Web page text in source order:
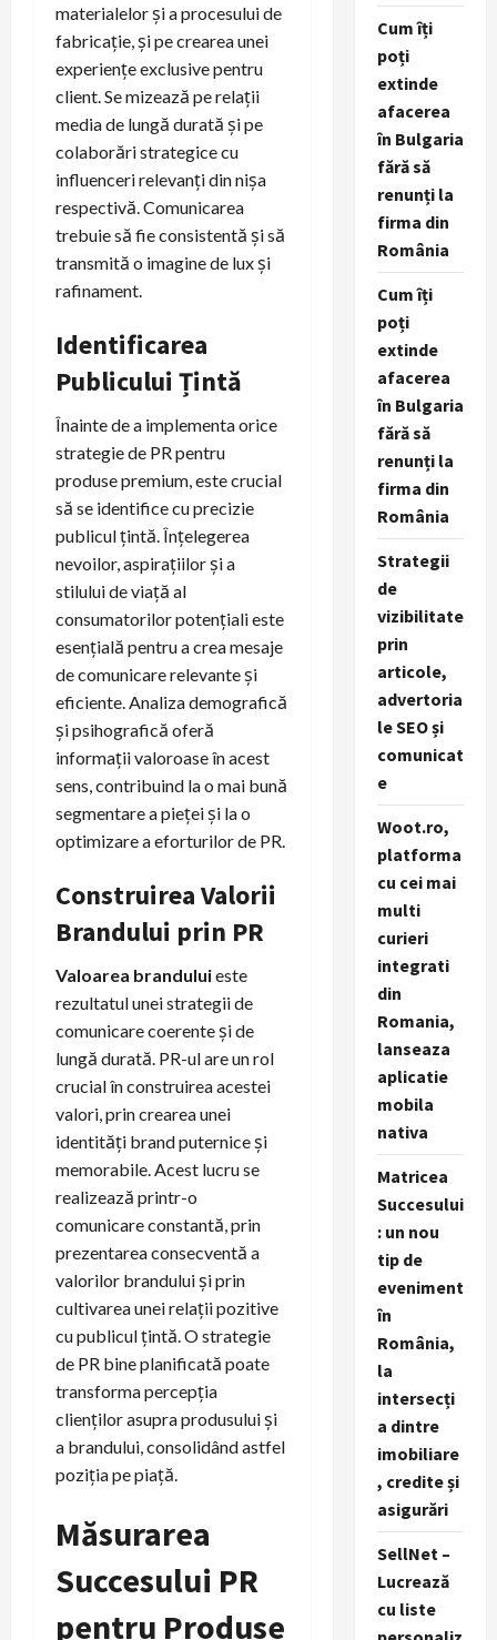
materialelor și a procesului de
fabricație, și pe crearea unei
experiențe exclusive pentru
client. Se mizează pe relații
media de lungă durată și pe
colaborări strategice cu
influenceri relevanți din nișa
respectivă. Comunicarea
trebuie să fie consistentă și să
transmită o imagine de lux și
rafinament.
Identificarea
Publicului Țintă
Înainte de a implementa orice
strategie de PR pentru
produse premium, este crucial
să se identifice cu precizie
publicul țintă. Înțelegerea
nevoilor, aspirațiilor și a
stilului de viață al
consumatorilor potențiali este
esențială pentru a crea mesaje
de comunicare relevante și
eficiente. Analiza demografică
și psihografică oferă
informații valoroase în acest
sens, contribuind la o mai bună
segmentare a pieței și la o
optimizare a eforturilor de PR.
Construirea Valorii
Brandului prin PR
Valoarea branduluieste
rezultatul unei strategii de
comunicare coerente și de
lungă durată. PR-ul are un rol
crucial în construirea acestei
valori, prin crearea unei
identități brand puternice și
memorabile. Acest lucru se
realizează printr-o
comunicare constantă, prin
prezentarea consecventă a
valorilor brandului și prin
cultivarea unei relații pozitive
cu publicul țintă. O strategie
de PR bine planificată poate
transforma percepția
clienților asupra produsului și
a brandului, consolidând astfel
poziția pe piață.
Măsurarea
Succesului PR
pentru Produse
Cum îți
poți
extinde
afacerea
în Bulgaria
fără să
renunți la
firma din
România
Cum îți
poți
extinde
afacerea
în Bulgaria
fără să
renunți la
firma din
România
Strategii
de
vizibilitate
prin
articole,
advertoria
le SEO și
comunicat
e
Woot.ro,
platforma
cu cei mai
multi
curieri
integrati
din
Romania,
lanseaza
aplicatie
mobila
nativa
Matricea
Succesului
: un nou
tip de
eveniment
în
România,
la
intersecți
a dintre
imobiliare
, credite și
asigurări
SellNet –
Lucrează
cu liste